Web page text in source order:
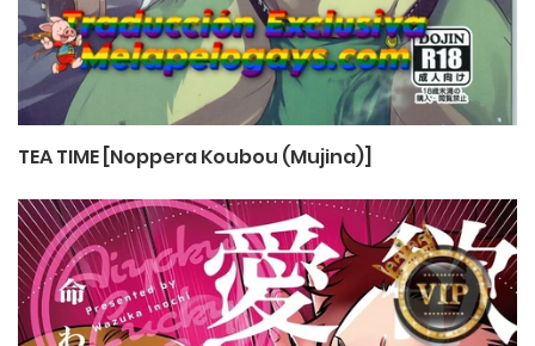
TEA TIME [Noppera Koubou (Mujina)]